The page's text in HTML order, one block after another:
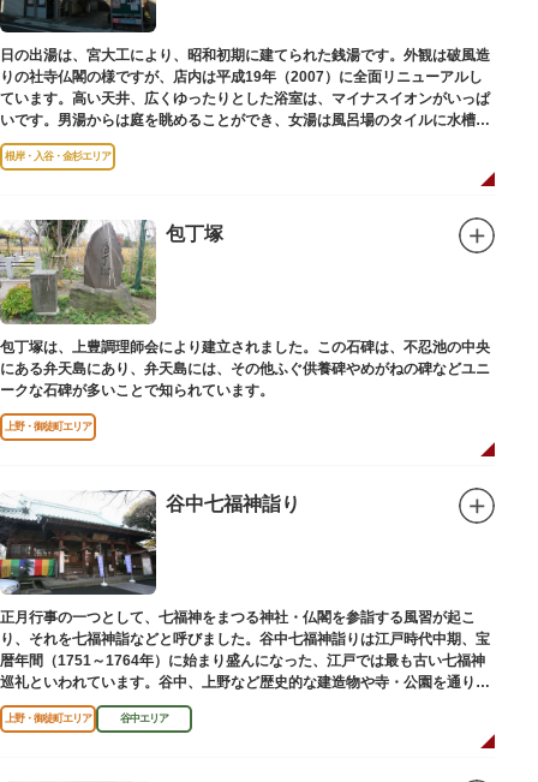
日の出湯は、宮大工により、昭和初期に建てられた銭湯です。外観は破風造
りの社寺仏閣の様ですが、店内は平成19年（2007）に全面リニューアルし
ています。高い天井、広くゆったりとした浴室は、マイナスイオンがいっぱ
いです。男湯からは庭を眺めることができ、女湯は風呂場のタイルに水槽が
はめ込まれ、可愛い金魚が泳いでいます。
根岸・入谷・金杉エリア
包丁塚
包丁塚は、上豊調理師会により建立されました。この石碑は、不忍池の中央
にある弁天島にあり、弁天島には、その他ふぐ供養碑やめがねの碑などユニ
ークな石碑が多いことで知られています。
上野・御徒町エリア
谷中七福神詣り
正月行事の一つとして、七福神をまつる神社・仏閣を参詣する風習が起こ
り、それを七福神詣などと呼びました。谷中七福神詣りは江戸時代中期、宝
暦年間（1751～1764年）に始まり盛んになった、江戸では最も古い七福神
巡礼といわれています。谷中、上野など歴史的な建造物や寺・公園を通りな
がら、ゆっくりと一日散策が楽しめるコースになっています。
上野・御徒町エリア 谷中エリア